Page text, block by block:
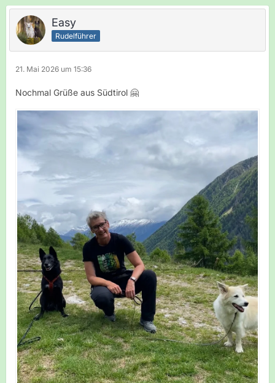
Easy
Rudelführer
21. Mai 2026 um 15:36
Nochmal Grüße aus Südtirol 🤗